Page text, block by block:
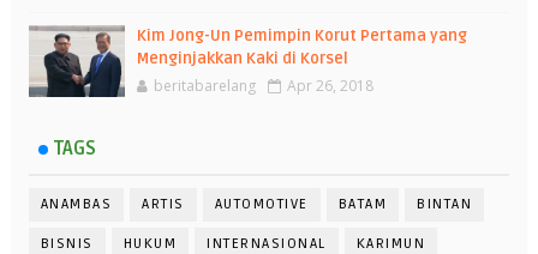
Kim Jong-Un Pemimpin Korut Pertama yang
Menginjakkan Kaki di Korsel
beritabarelang Apr 26, 2018
TAGS
ANAMBAS ARTIS AUTOMOTIVE BATAM BINTAN
BISNIS HUKUM INTERNASIONAL KARIMUN